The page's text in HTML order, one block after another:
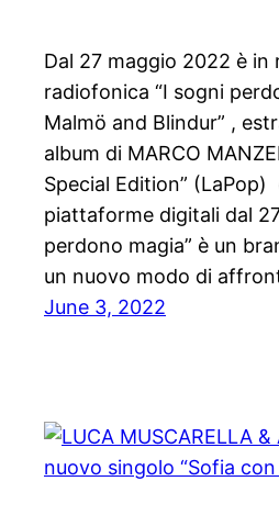
Dal 27 maggio 2022 è in
radiofonica “I sogni
Malmö and Blindur” ,
album di MARCO
Special Edition”
piattaforme digitali dal
perdono magia” è un
un nuovo modo di
June 3, 2022